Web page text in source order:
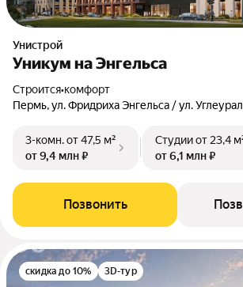
Унистрой
Уникум на Энгельса
Строится•комфорт
Пермь, ул. Фридриха Энгельса / ул.
3-комн.от 47,5 м²
от 9,4 млн ₽
Студииот 23,4
от 6,1 млн ₽
Позвонить
скидка до 10% 3D-тур